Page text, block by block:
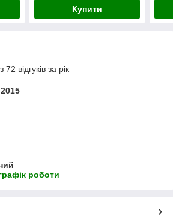
Купити
відгуків за рік
роботи